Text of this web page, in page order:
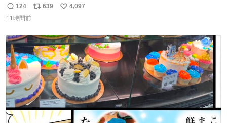
「被害届も検討」 news.livedoor.com/article/detail… 4日
に西鉄福岡（天神）駅および薬院駅で発生した駅構内放送
送設備に外部から不正に音声が流された可能性も含めて確
認を実施」と説明した。
返
信
124
リ
ト
数
639
い
数
4,097
11時間前